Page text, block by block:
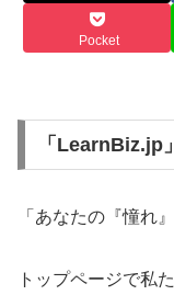
Pocket
「LearnBiz.jp
「あなたの『憧れ
トップページで私